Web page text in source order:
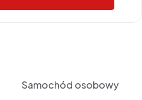
Samochód osobowy